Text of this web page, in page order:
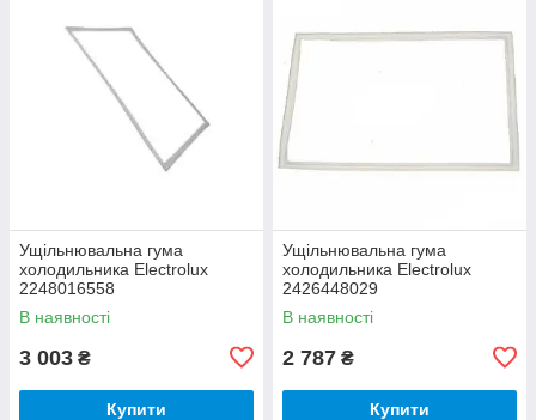
Ущільнювальна гума
холодильника Electrolux
2248016558
В наявності
3 003 ₴
Купити
Ущільнювальна гума
холодильника Electrolux
2426448029
В наявності
2 787 ₴
Купити